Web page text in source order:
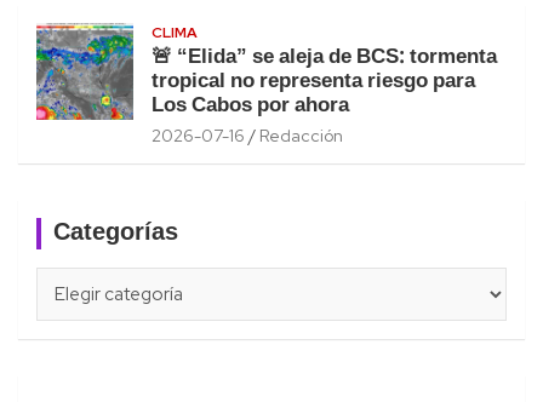
CLIMA
🚨 “Elida” se aleja de BCS: tormenta
tropical no representa riesgo para
Los Cabos por ahora
2026-07-16 Redacción
Categorías